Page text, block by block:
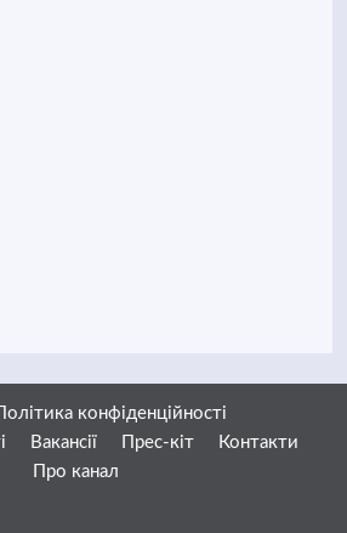
Політика конфіденційності
Вакансії Прес-кіт
Контакти
Про канал